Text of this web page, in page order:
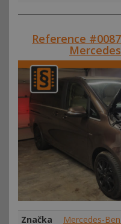
Reference
Značka
Mercedes-